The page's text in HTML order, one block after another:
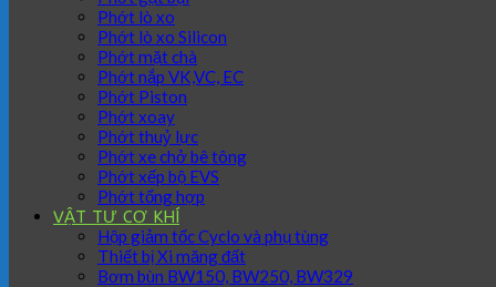
Phớt lò xo
Phớt lò xo Silicon
Phớt mặt chà
Phớt nắp VK,VC, EC
Phớt Piston
Phớt xoay
Phớt thuỷ lực
Phớt xe chở bê tông
Phớt xếp bộ EVS
Phớt tổng hợp
VẬT TƯ CƠ KHÍ
Hộp giảm tốc Cyclo và phụ tùng
Thiết bị Xi măng đất
Bơm bùn BW150, BW250, BW329